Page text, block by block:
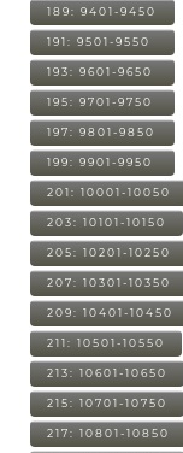
189: 9401-9450
191: 9501-9550
193: 9601-9650
195: 9701-9750
197: 9801-9850
199: 9901-9950
201: 10001-10050
203: 10101-10150
205: 10201-10250
207: 10301-10350
209: 10401-10450
211: 10501-10550
213: 10601-10650
215: 10701-10750
217: 10801-10850